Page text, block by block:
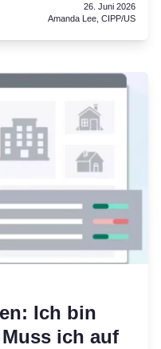
26. Juni 2026
Amanda Lee, CIPP/US
Ich bin
ich auf